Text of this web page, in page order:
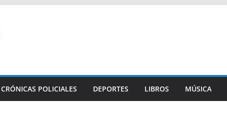
CRÓNICAS POLICIALES DEPORTES LIBROS MÚSICA